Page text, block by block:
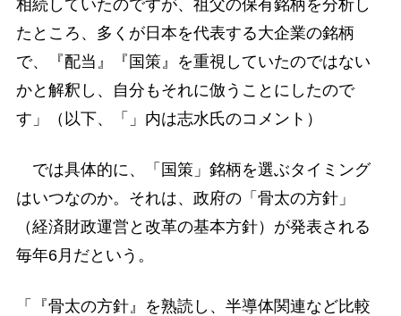
相続していたのですが、祖父の保有銘柄を分析し
たところ、多くが日本を代表する大企業の銘柄
で、『配当』『国策』を重視していたのではない
かと解釈し、自分もそれに倣うことにしたので
す」（以下、「」内は志水氏のコメント）
では具体的に、「国策」銘柄を選ぶタイミング
はいつなのか。それは、政府の「骨太の方針」
（経済財政運営と改革の基本方針）が発表される
毎年6月だという。
「『骨太の方針』を熟読し、半導体関連など比較